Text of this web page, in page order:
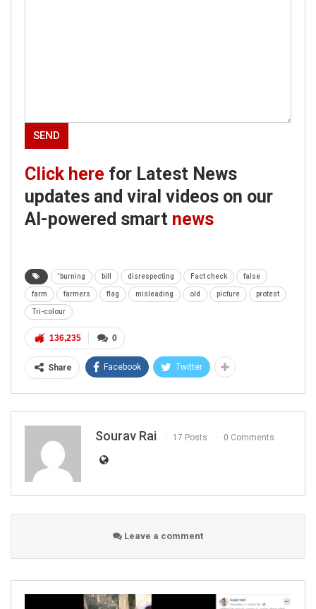
Click here for Latest News
updates and viral videos on our
AI-powered smart news
'burning bill disrespecting Fact check false
farm farmers flag misleading old picture protest
Tri-colour
0
136,235
Share Facebook Twitter
Sourav Rai 17 Posts 0 Comments
Leave a comment